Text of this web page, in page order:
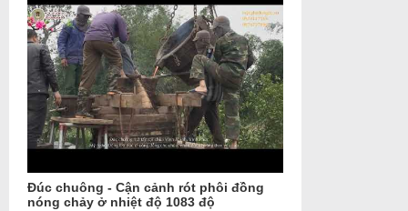
Đúc chuông - Cận cảnh rót phôi đồng
nóng chảy ở nhiệt độ 1083 độ